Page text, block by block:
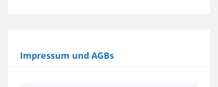
Impressum und AGBs